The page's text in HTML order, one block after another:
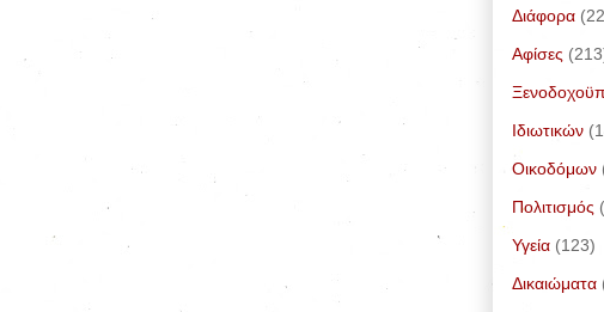
Διάφορα
Αφίσες
Ιδιωτικών
Οικοδόμων
Πολιτισμός
Υγεία (123)
Δικαιώματα